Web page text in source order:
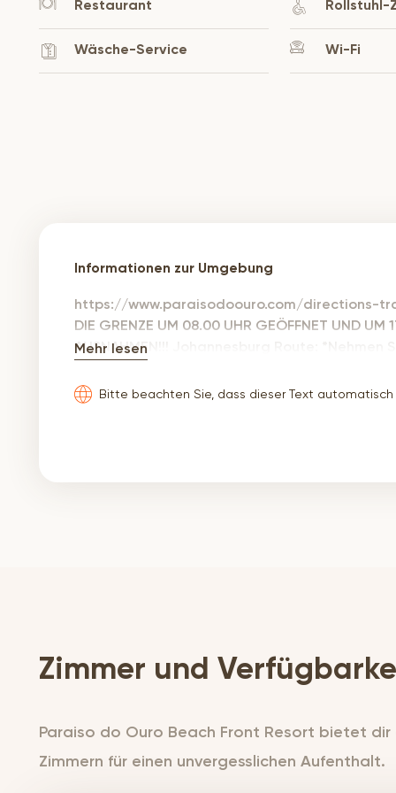
Restaurant Rollstuhl-
Wäsche-Service Wi-Fi
Informationen zur Umgebung
https://www.paraisodoouro.com/directions-
DIE GRENZE UM 08.00 UHR GEÖFFNET UND UM
AUSNAHMEN!!! Johannesburg Route: *Nehmen
bei der Big Engen Garage/ Wimpy links ab
502km Durban-Route: *Durban - Empangeni -
weiter, vorbei an der Abzweigung nach
Manguzi (KwaNgwanase).
Mehr lesen
Bitte beachten Sie, dass dieser Text
Zimmer und
Paraiso do Ouro Beach Front Resort bietet
Zimmern für einen unvergesslichen Aufenthalt.